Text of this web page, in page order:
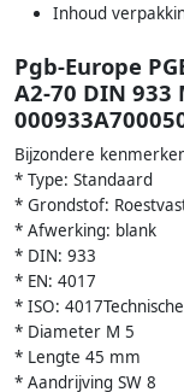
Inhoud
Pgb-Europe
A2-70 DIN
Bijzondere
* Type: Standaard
* Grondstof:
* Afwerking: blank
* DIN: 933
* EN: 4017
* ISO:
* Diameter M 5
* Lengte 45 mm
* Aandrijving SW 8